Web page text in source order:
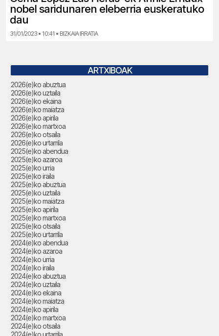
nobel saridunaren eleberria euskeratuko
dau
31/01/2023 • 10:41 • BIZKAIA IRRATIA
ARTXIBOAK
2026(e)ko abuztua
2026(e)ko uztaila
2026(e)ko ekaina
2026(e)ko maiatza
2026(e)ko apirila
2026(e)ko martxoa
2026(e)ko otsaila
2026(e)ko urtarrila
2025(e)ko abendua
2025(e)ko azaroa
2025(e)ko urria
2025(e)ko iraila
2025(e)ko abuztua
2025(e)ko uztaila
2025(e)ko maiatza
2025(e)ko apirila
2025(e)ko martxoa
2025(e)ko otsaila
2025(e)ko urtarrila
2024(e)ko abendua
2024(e)ko azaroa
2024(e)ko urria
2024(e)ko iraila
2024(e)ko abuztua
2024(e)ko uztaila
2024(e)ko ekaina
2024(e)ko maiatza
2024(e)ko apirila
2024(e)ko martxoa
2024(e)ko otsaila
2024(e)ko urtarrila